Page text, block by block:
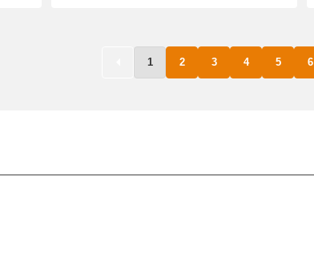
1 2 3 4 5 6